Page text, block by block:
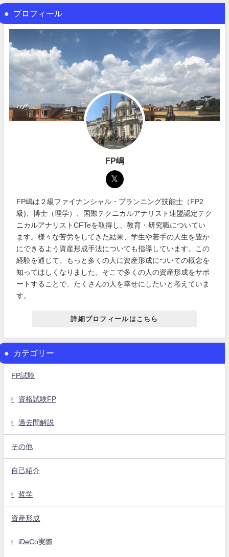
プロフィール
FP嶋
FP嶋は２級ファイナンシャル・プランニング技能士（FP2
級)、博士（理学）、国際テクニカルアナリスト連盟認定テク
ニカルアナリストCFTeを取得し、教育・研究職についてい
ます。様々な苦労をしてきた結果、学生や若手の人生を豊か
にできるよう資産形成手法についても指導しています。この
経験を通じて、もっと多くの人に資産形成についての概念を
知ってほしくなりました。そこで多くの人の資産形成をサポ
ートすることで、たくさんの人を幸せにしたいと考えていま
す。
詳細プロフィールはこちら
カテゴリー
FP試験
資格試験FP
過去問解説
その他
自己紹介
哲学
資産形成
iDeCo実際